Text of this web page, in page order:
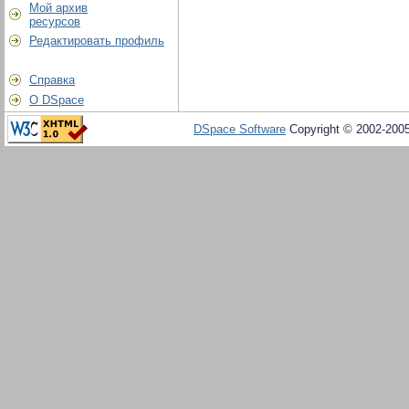
Мой архив
ресурсов
Редактировать профиль
Справка
О DSpace
DSpace Software Copyright © 2002-